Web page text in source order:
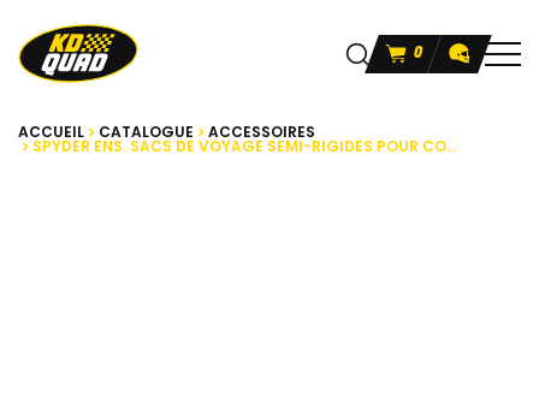
0
ACCUEIL CATALOGUE ACCESSOIRES
SPYDER ENS. SACS DE VOYAGE SEMI-RIGIDES POUR CO...